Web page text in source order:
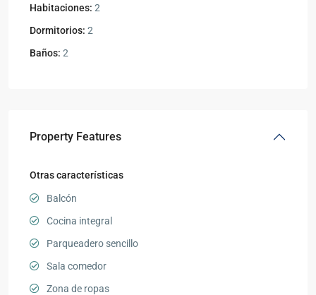
Habitaciones: 2
Dormitorios: 2
Baños: 2
Property Features
Otras características
Balcón
Cocina integral
Parqueadero sencillo
Sala comedor
Zona de ropas